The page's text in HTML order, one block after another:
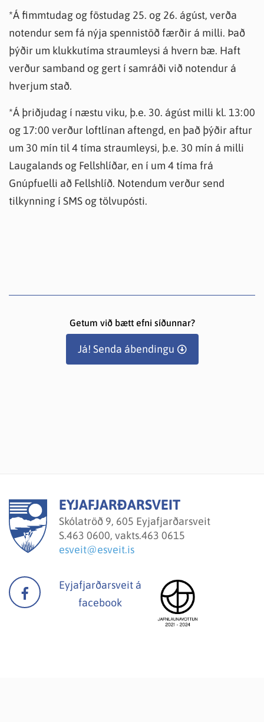
*Á fimmtudag og föstudag 25. og 26. ágúst, verða
notendur sem fá nýja spennistöð færðir á milli. Það
þýðir um klukkutíma straumleysi á hvern bæ. Haft
verður samband og gert í samráði við notendur á
hverjum stað.
*Á þriðjudag í næstu viku, þ.e. 30. ágúst milli kl. 13:00
og 17:00 verður loftlínan aftengd, en það þýðir aftur
um 30 mín til 4 tíma straumleysi, þ.e. 30 mín á milli
Laugalands og Fellshlíðar, en í um 4 tíma frá
Gnúpfuelli að Fellshlíð. Notendum verður send
tilkynning í SMS og tölvupósti.
Getum við bætt efni síðunnar?
Já! Senda ábendingu
EYJAFJARÐARSVEIT
Skólatröð 9, 605 Eyjafjarðarsveit
S.463 0600, vakts.463 0615
esveit@esveit.is
Eyjafjarðarsveit á
facebook